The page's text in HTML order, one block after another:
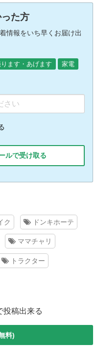
た方
情報をいち早くお届け出
ます・あげます
家電
ルで受け取る
ク ドンキホーテ
ママチャリ
トラクター
投稿出来る
料)